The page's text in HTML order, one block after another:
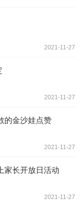
2021-11-27
2021-11-27
的金沙娃点赞
2021-11-27
家长开放日活动
2021-11-27